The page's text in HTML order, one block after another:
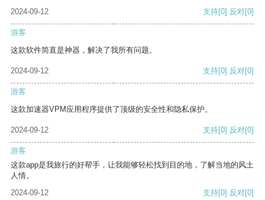
2024-09-12
支持[0] 反对[0]
游客
这款软件简直是神器，解决了我所有问题。
2024-09-12 支持[0] 反对[0]
游客
这款加速器VPM应用程序提供了顶级的安全性和隐私保护。
2024-09-12 支持[0] 反对[0]
游客
这款app是我旅行的好帮手，让我能够轻松找到目的地，了解当地的风土
人情。
2024-09-12
支持[0] 反对[0]